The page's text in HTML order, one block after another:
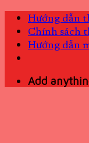
Skip
content
Hướng dẫn
Chính sách
Hướng dẫn
Add